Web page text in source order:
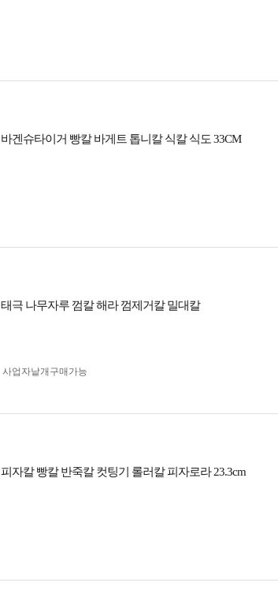
바겐슈타이거 빵칼 바게트 톱니칼 식칼 식도 33CM
태극 나무자루 껌칼 해라 껌제거칼 밀대칼
사업자 낱개구매가능
피자칼 빵칼 반죽칼 컷팅기 롤러칼 피자로라 23.3cm